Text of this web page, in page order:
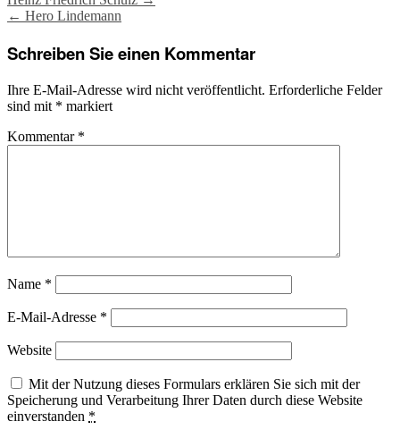
Post
← Hero Lindemann
Schreiben Sie einen Kommentar
Ihre E-Mail-Adresse wird nicht veröffentlicht. Erforderliche Felder
sind mit * markiert
Kommentar *
Name *
E-Mail-Adresse *
Website
Mit der Nutzung dieses Formulars erklären Sie sich mit der
Speicherung und Verarbeitung Ihrer Daten durch diese Website
einverstanden *